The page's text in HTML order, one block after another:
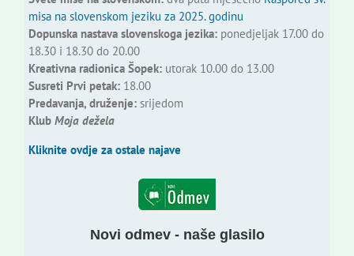
misa na slovenskom jeziku za 2025. godinu
Dopunska nastava slovenskoga jezika:ponedjeljak 17.00 do
18.30 i 18.30 do 20.00
Kreativna radionica Šopek:utorak 10.00 do 13.00
Susreti Prvi petak:18.00
Predavanja, druženje:srijedom
Klub Moja dežela
Kliknite ovdje za ostale najave
Novi odmev - naše glasilo